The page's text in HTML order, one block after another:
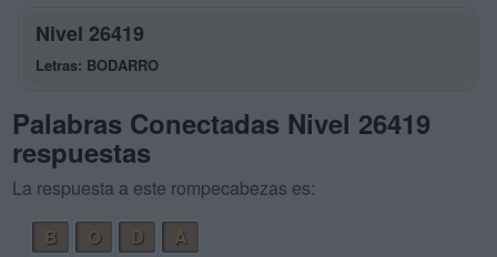
Nivel 26419
Letras: BODARRO
Palabras Conectadas Nivel 26419
respuestas
La respuesta a este rompecabezas es:
B
O D
A